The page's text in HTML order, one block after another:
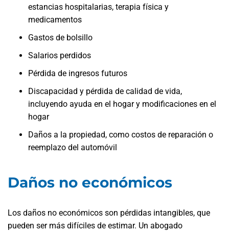
estancias hospitalarias, terapia física y
medicamentos
Gastos de bolsillo
Salarios perdidos
Pérdida de ingresos futuros
Discapacidad y pérdida de calidad de vida,
incluyendo ayuda en el hogar y modificaciones en el
hogar
Daños a la propiedad, como costos de reparación o
reemplazo del automóvil
Daños no económicos
Los daños no económicos son pérdidas intangibles, que
pueden ser más difíciles de estimar. Un abogado